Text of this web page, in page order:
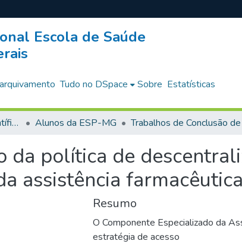
Escola de Saúde
Tudo no DSpace Sobre Estatísticas
Produções Técnico-Científicas Alunos da ESP-MG
da política de
assistência
Resumo
O Componente Especializado da
estratégia de acesso